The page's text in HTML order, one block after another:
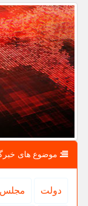
موضوع های
دولت مجلس